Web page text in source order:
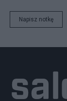
Napisz notkę